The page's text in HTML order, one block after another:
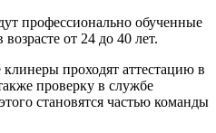
профессионально обученные
от 24 до 40 лет.
проходят аттестацию в
проверку в службе
становятся частью команды